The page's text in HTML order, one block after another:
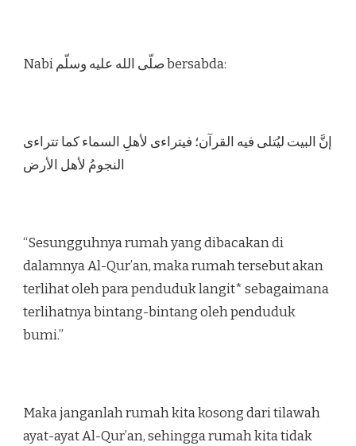
Nabi صلّى الله عليه وسلّم bersabda:
إنَّ البيت ليُتلى فيه القرآن؛ فيتراءى لأهلِ السماء كما تتراءى
النجومُ لأهل الأرض
“Sesungguhnya rumah yang dibacakan di
dalamnya Al-Qur’an, maka rumah tersebut akan
terlihat oleh para penduduk langit* sebagaimana
terlihatnya bintang-bintang oleh penduduk
bumi.”
Maka janganlah rumah kita kosong dari tilawah
ayat-ayat Al-Qur’an, sehingga rumah kita tidak